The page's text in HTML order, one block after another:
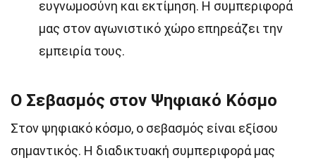
ευγνωμοσύνη και εκτίμηση. Η συμπεριφορά
μας στον αγωνιστικό χώρο επηρεάζει την
εμπειρία τους.
Ο Σεβασμός στον Ψηφιακό Κόσμο
Στον ψηφιακό κόσμο, ο σεβασμός είναι εξίσου
σημαντικός. Η διαδικτυακή συμπεριφορά μας